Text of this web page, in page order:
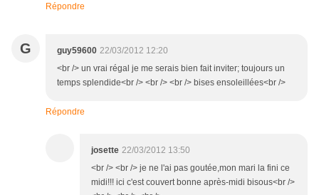
Répondre
G guy59600 22/03/2012 12:20
<br /> un vrai régal je me serais bien fait inviter; toujours un
temps splendide<br /> <br /> <br /> bises ensoleillées<br />
Répondre
josette 22/03/2012 13:50
<br /> <br /> je ne l'ai pas goutée,mon mari la fini ce
midi!!! ici c'est couvert bonne après-midi bisous<br />